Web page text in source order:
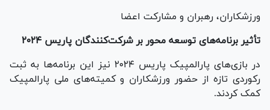
ورزشکاران، رهبران و مشارکت اعضا
تأثیر برنامه‌های توسعه محور بر شرکت‌کنندگان پاریس ۲۰۲۴
در بازی‌های پارالمپیک پاریس ۲۰۲۴ نیز این برنامه‌ها به ثبت
رکوردی تازه از حضور ورزشکاران و کمیته‌های ملی پارالمپیک
کمک کردند.